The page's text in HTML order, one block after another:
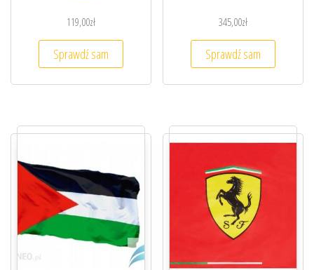
119,00zł
Sprawdź sam
345,00zł
Sprawdź sam